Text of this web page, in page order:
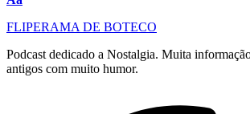
FLIPERAMA DE BOTECO
Podcast dedicado a Nostalgia. Muita
antigos com muito humor.